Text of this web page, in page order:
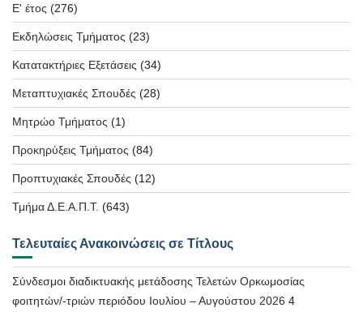
Ε' έτος (276)
Εκδηλώσεις Τμήματος (23)
Κατατακτήριες Εξετάσεις (34)
Μεταπτυχιακές Σπουδές (28)
Μητρώο Τμήματος (1)
Προκηρύξεις Τμήματος (84)
Προπτυχιακές Σπουδές (12)
Τμήμα Δ.Ε.Α.Π.Τ. (643)
Τελευταίες Ανακοινώσεις σε Τίτλους
Σύνδεσμοι διαδικτυακής μετάδοσης Τελετών Ορκωμοσίας
φοιτητών/-τριών περιόδου Ιουλίου – Αυγούστου 2026 4